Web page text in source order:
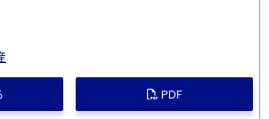
PDF